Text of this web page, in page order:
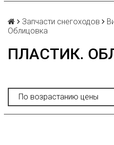
Запчасти снегоходов
Облицовка
ПЛАСТИК.